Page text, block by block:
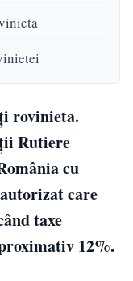
rovinieta.
Rutiere
cu
care
taxe
12%.